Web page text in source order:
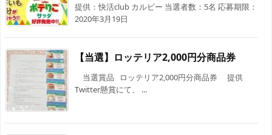
提供：快活club カルビー 当選者数：5名 応募期限：
2020年3月19日
【当選】ロッテリア2,000円分商品券
当選賞品 ロッテリア2,000円分商品券 提供
Twitter懸賞にて、 ...